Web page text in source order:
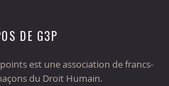
DE G3P
est une association de francs-
du Droit Humain.